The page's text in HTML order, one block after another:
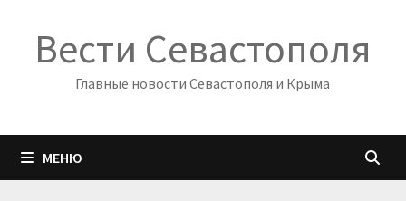
содержимому
Вести Севастополя
Главные новости Севастополя и Крыма
МЕНЮ